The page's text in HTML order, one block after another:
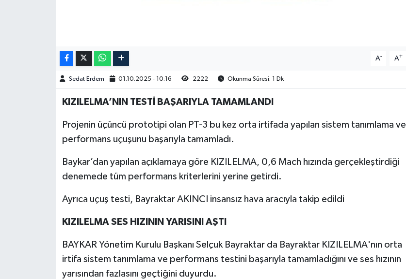
A- A+
Sedat Erdem 01.10.2025 - 10:16 2222 Okunma Süresi: 1 Dk
KIZILELMA’NIN TESTİ BAŞARIYLA TAMAMLANDI
Projenin üçüncü prototipi olan PT-3 bu kez orta irtifada yapılan sistem tanımlama ve
performans uçuşunu başarıyla tamamladı.
Baykar’dan yapılan açıklamaya göre KIZILELMA, 0,6 Mach hızında gerçekleştirdiği
denemede tüm performans kriterlerini yerine getirdi.
Ayrıca uçuş testi, Bayraktar AKINCI insansız hava aracıyla takip edildi
KIZILELMA SES HIZININ YARISINI AŞTI
BAYKAR Yönetim Kurulu Başkanı Selçuk Bayraktar da Bayraktar KIZILELMA'nın orta
irtifa sistem tanımlama ve performans testini başarıyla tamamladığını ve ses hızının
yarısından fazlasını geçtiğini duyurdu.